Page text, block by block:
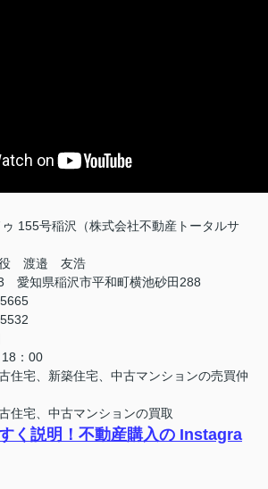
号稲沢（株式会社不動産トータルサ
役 渡邉 友浩
知県稲沢市平和町横池砂田288
：00
宅、新築住宅、中古マンションの売買仲
中古マンションの買取
く説明！不動産購入の Instagra